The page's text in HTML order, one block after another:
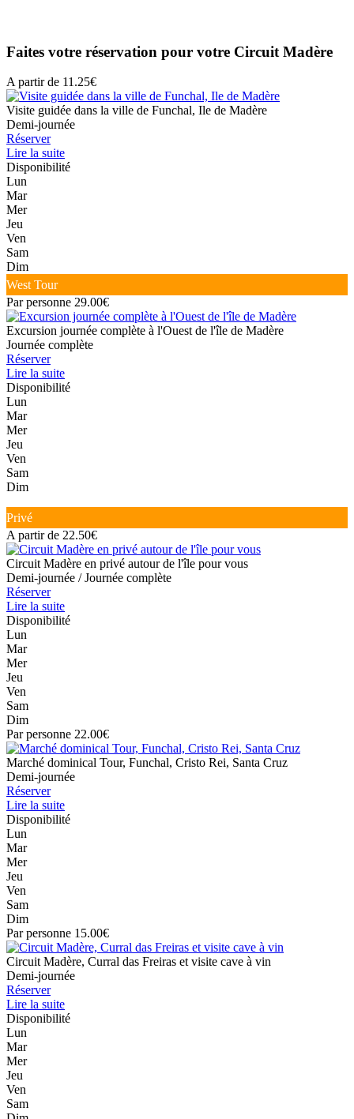
Faites votre réservation pour votre Circuit Madère
A partir de 11.25€
Visite guidée dans la ville de Funchal, Ile de Madère
Demi-journée
Réserver
Lire la suite
Disponibilité
Lun
Mar
Mer
Jeu
Ven
Sam
Dim
West Tour
Par personne 29.00€
Excursion journée complète à l'Ouest de l'île de Madère
Journée complète
Réserver
Lire la suite
Disponibilité
Lun
Mar
Mer
Jeu
Ven
Sam
Dim
Privé
A partir de 22.50€
Circuit Madère en privé autour de l'île pour vous
Demi-journée / Journée complète
Réserver
Lire la suite
Disponibilité
Lun
Mar
Mer
Jeu
Ven
Sam
Dim
Par personne 22.00€
Marché dominical Tour, Funchal, Cristo Rei, Santa Cruz
Demi-journée
Réserver
Lire la suite
Disponibilité
Lun
Mar
Mer
Jeu
Ven
Sam
Dim
Par personne 15.00€
Circuit Madère, Curral das Freiras et visite cave à vin
Demi-journée
Réserver
Lire la suite
Disponibilité
Lun
Mar
Mer
Jeu
Ven
Sam